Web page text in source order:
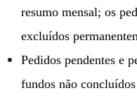
resumo mensal; os
excluídos
Pedidos pendentes e
fundos não